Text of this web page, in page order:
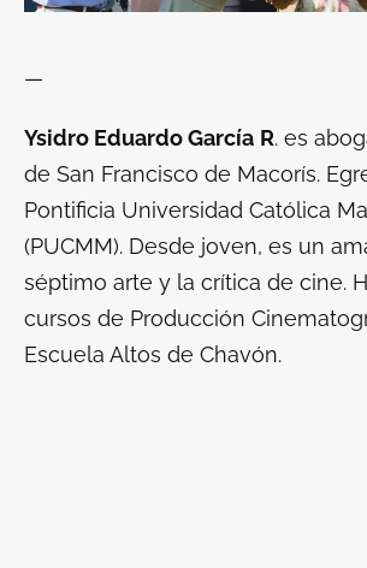
—
Ysidro Eduardo García R. es
de San Francisco de Macorís.
Pontificia Universidad Católica
(PUCMM). Desde joven, es un
séptimo arte y la crítica de cine.
cursos de Producción
Escuela Altos de Chavón.